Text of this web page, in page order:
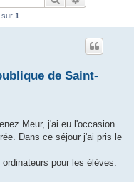
sur 1
de Saint-
Meur, j'ai eu l'occasion
Dans ce séjour j'ai pris le
pour les élèves.